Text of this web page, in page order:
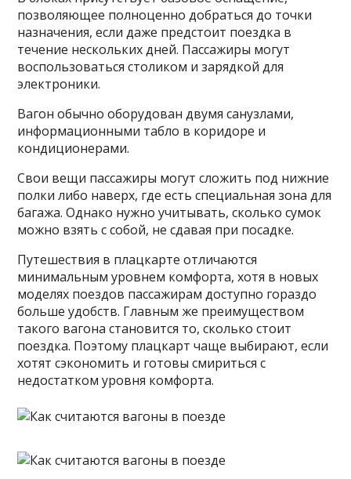
позволяющее полноценно добраться до точки
назначения, если даже предстоит поездка в
течение нескольких дней. Пассажиры могут
воспользоваться столиком и зарядкой для
электроники.
Вагон обычно оборудован двумя санузлами,
информационными табло в коридоре и
кондиционерами.
Свои вещи пассажиры могут сложить под нижние
полки либо наверх, где есть специальная зона для
багажа. Однако нужно учитывать, сколько сумок
можно взять с собой, не сдавая при посадке.
Путешествия в плацкарте отличаются
минимальным уровнем комфорта, хотя в новых
моделях поездов пассажирам доступно гораздо
больше удобств. Главным же преимуществом
такого вагона становится то, сколько стоит
поездка. Поэтому плацкарт чаще выбирают, если
хотят сэкономить и готовы смириться с
недостатком уровня комфорта.